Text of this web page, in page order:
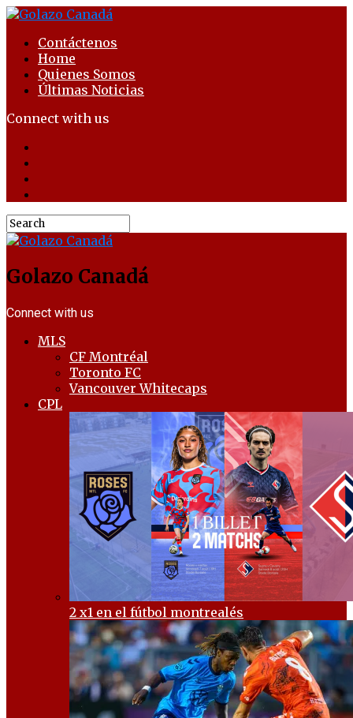
Contáctenos
Home
Quienes Somos
Últimas Noticias
Connect with us
Golazo Canadá
Connect with us
MLS
CF Montréal
Toronto FC
Vancouver Whitecaps
CPL
2 x1 en el fútbol montrealés